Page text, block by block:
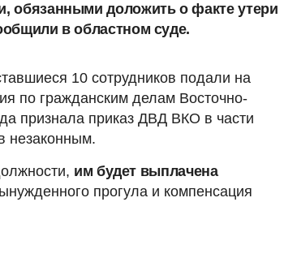
обязанными доложить о факте утери
в областном суде.
10 сотрудников подали на
по гражданским делам Восточно-
признала приказ ДВД ВКО в части
незаконным.
им будет выплачена
прогула и компенсация